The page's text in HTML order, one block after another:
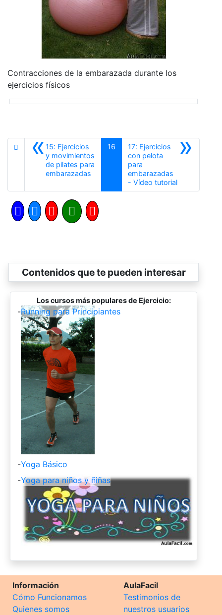
Contracciones de la embarazada durante los
ejercicios físicos
«15: Ejercicios
y movimientos
de pilates para
embarazadas
16 »
17: Ejercicios
con pelota
para
embarazadas
- Vídeo tutorialSiguiente
Contenidos que te pueden interesar
Los cursos más populares de Ejercicio:
-Running para Principiantes
-Yoga Básico
-Yoga para niños y ñiñas
Información
Cómo Funcionamos
Quienes somos
AulaFacil
Testimonios de
nuestros usuarios